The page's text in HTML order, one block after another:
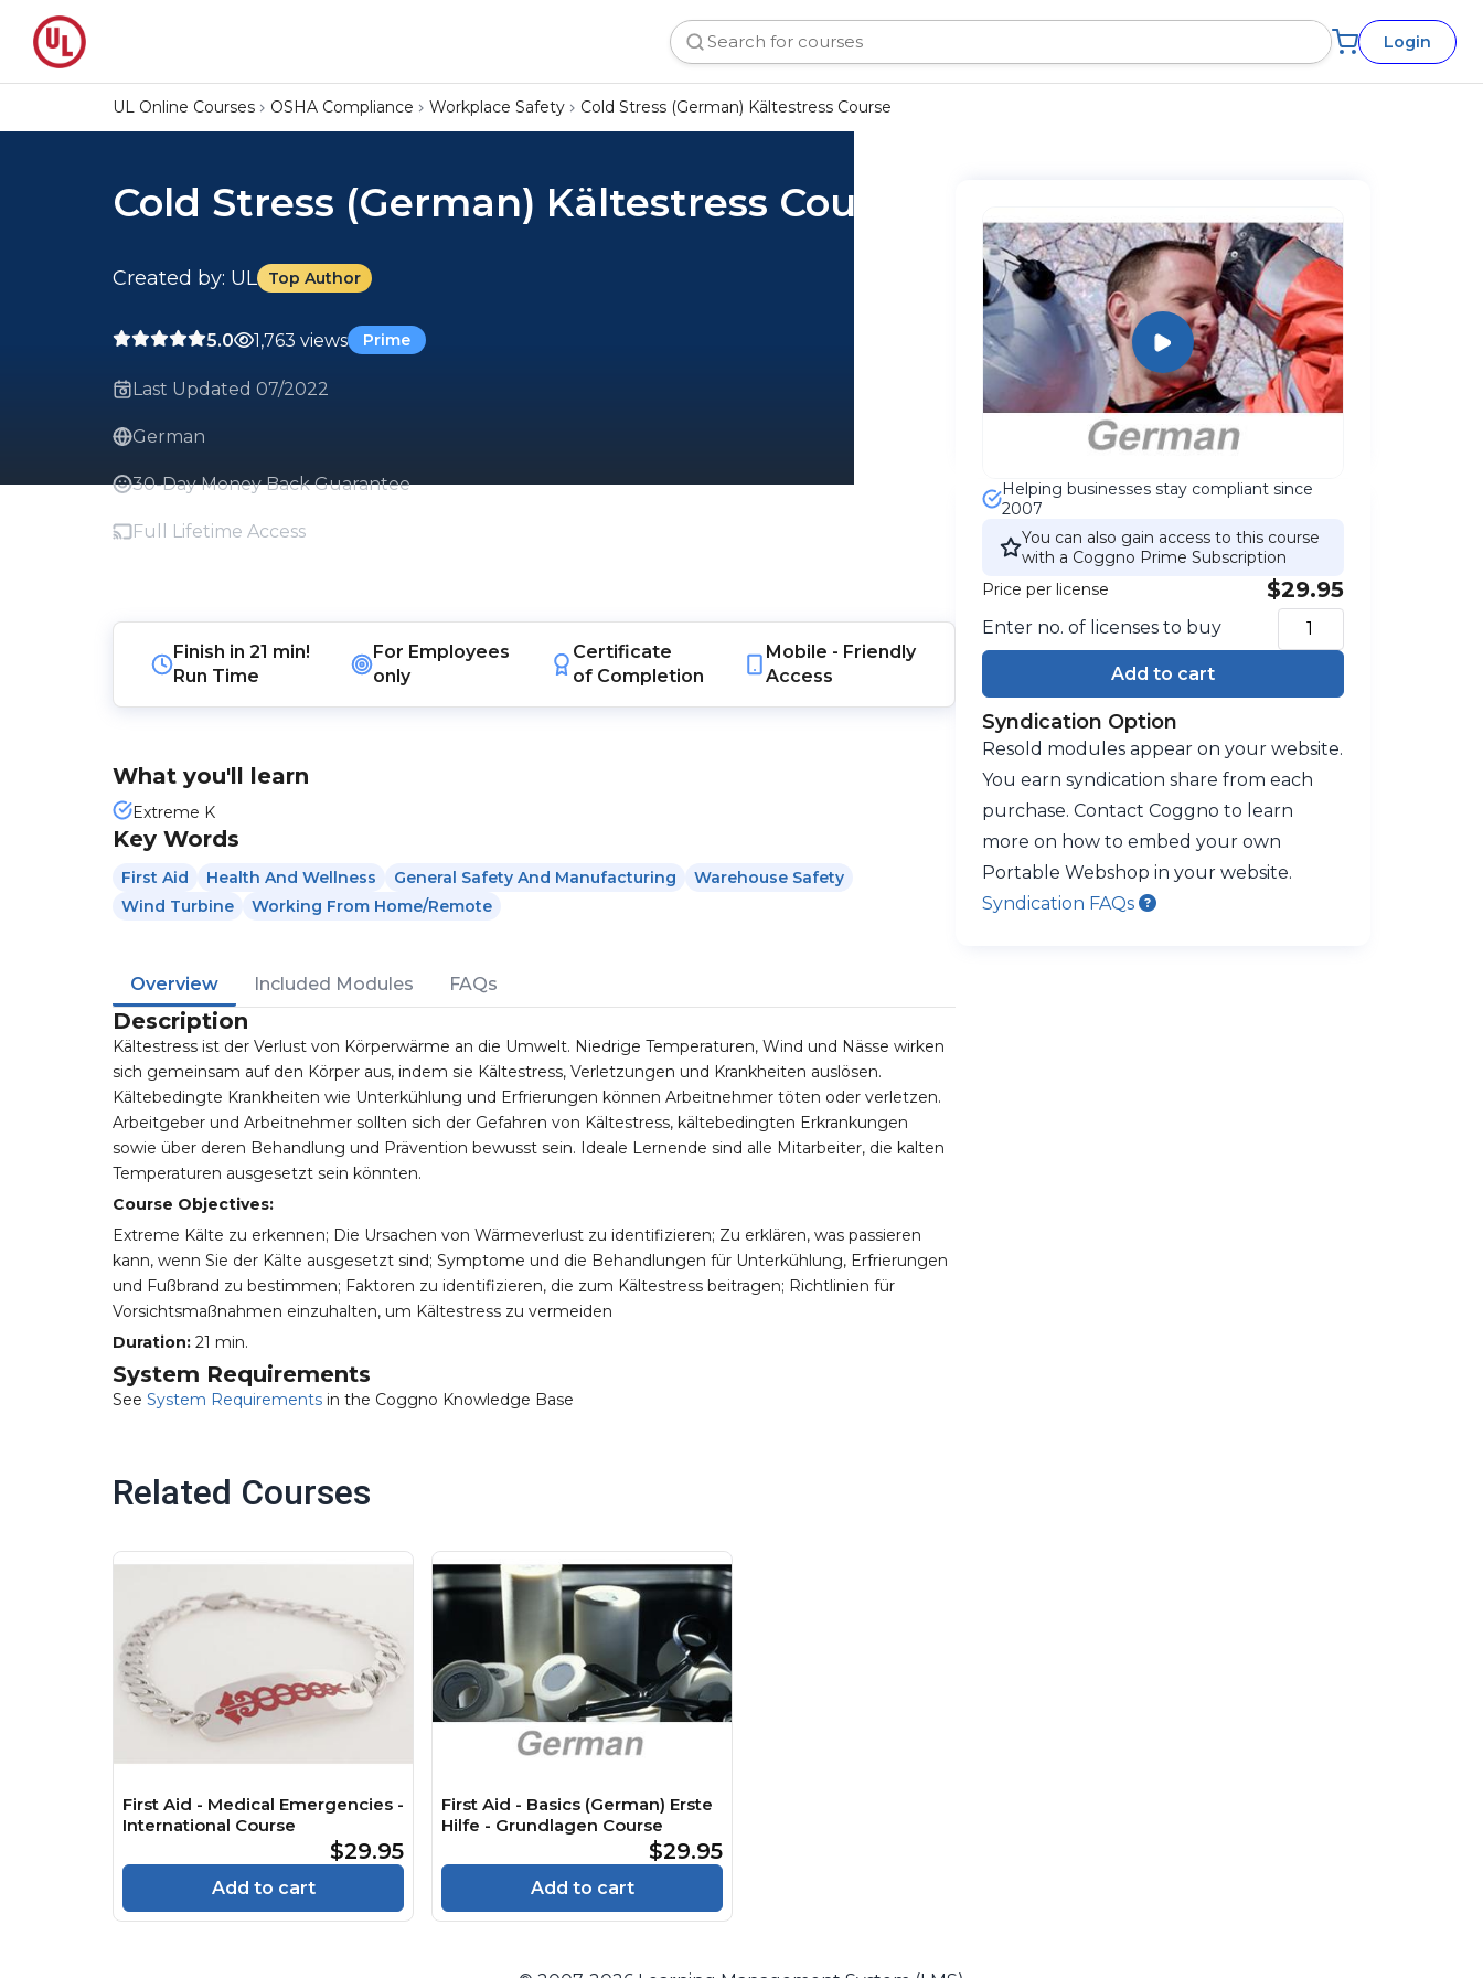
Login
UL Online Courses OSHA Compliance Workplace Safety Cold Stress (German) Kältestress Course
Cold Stress (German) Kältestress Course
Created by: UL Top Author
5.0 1,763 views Prime
Last Updated 07/2022
German
30-Day Money Back Guarantee
Full Lifetime Access
Finish in21 min!
Run Time
For Employees
only
Certificate
of Completion
Mobile - Friendly
Access
What you'll learn
Extreme K
Key Words
First Aid Health And Wellness General Safety And Manufacturing
Warehouse Safety
Wind Turbine
Working From Home/Remote
Overview Included Modules FAQs
Description
Kältestress ist der Verlust von Körperwärme an die Umwelt. Niedrige Temperaturen, Wind und Nässe wirken
sich gemeinsam auf den Körper aus, indem sie Kältestress, Verletzungen und Krankheiten auslösen.
Kältebedingte Krankheiten wie Unterkühlung und Erfrierungen können Arbeitnehmer töten oder verletzen.
Arbeitgeber und Arbeitnehmer sollten sich der Gefahren von Kältestress, kältebedingten Erkrankungen
sowie über deren Behandlung und Prävention bewusst sein. Ideale Lernende sind alle Mitarbeiter, die kalten
Temperaturen ausgesetzt sein könnten.
Course Objectives:
Extreme Kälte zu erkennen; Die Ursachen von Wärmeverlust zu identifizieren; Zu erklären, was passieren
kann, wenn Sie der Kälte ausgesetzt sind; Symptome und die Behandlungen für Unterkühlung, Erfrierungen
und Fußbrand zu bestimmen; Faktoren zu identifizieren, die zum Kältestress beitragen; Richtlinien für
Vorsichtsmaßnahmen einzuhalten, um Kältestress zu vermeiden
Duration: 21 min.
System Requirements
See System Requirements in the Coggno Knowledge Base
Helping businesses stay compliant since
2007
You can also gain access to this course
with a Coggno Prime Subscription
Price per license
$29.95
Enter no. of licenses to buy
Add to cart
Syndication Option
Resold modules appear on your website.
You earn syndication share from each
purchase. Contact Coggno to learn
more on how to embed your own
Portable Webshop in your website.
Syndication FAQs
Related Courses
First Aid - Medical Emergencies -
International Course
$29.95
Add to cart
First Aid - Basics (German) Erste
Hilfe - Grundlagen Course
$29.95
Add to cart